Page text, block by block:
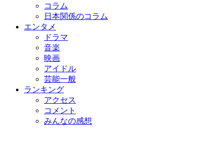
コラム
日本関係のコラム
エンタメ
ドラマ
音楽
映画
アイドル
芸能一般
ランキング
アクセス
コメント
みんなの感想